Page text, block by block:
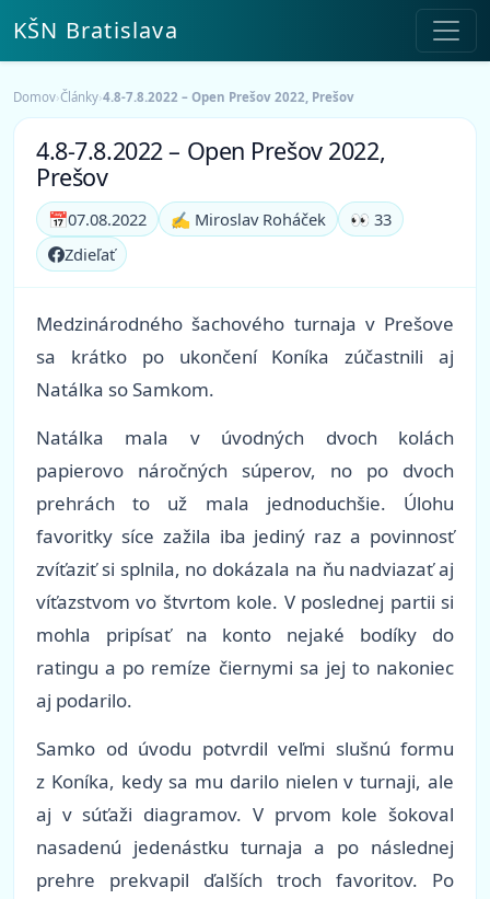
KŠN Bratislava
Domov›Články›4.8-7.8.2022 – Open Prešov 2022, Prešov
4.8-7.8.2022 – Open Prešov 2022,
Prešov
📅07.08.2022 ✍️ Miroslav Roháček
👀 33
Zdieľať
Medzinárodného šachového turnaja v Prešove
sa krátko po ukončení Koníka zúčastnili aj
Natálka so Samkom.
Natálka mala v úvodných dvoch kolách
papierovo náročných súperov, no po dvoch
prehrách to už mala jednoduchšie. Úlohu
favoritky síce zažila iba jediný raz a povinnosť
zvíťaziť si splnila, no dokázala na ňu nadviazať aj
víťazstvom vo štvrtom kole. V poslednej partii si
mohla pripísať na konto nejaké bodíky do
ratingu a po remíze čiernymi sa jej to nakoniec
aj podarilo.
Samko od úvodu potvrdil veľmi slušnú formu
z Koníka, kedy sa mu darilo nielen v turnaji, ale
aj v súťaži diagramov. V prvom kole šokoval
nasadenú jedenástku turnaja a po následnej
prehre prekvapil ďalších troch favoritov. Po